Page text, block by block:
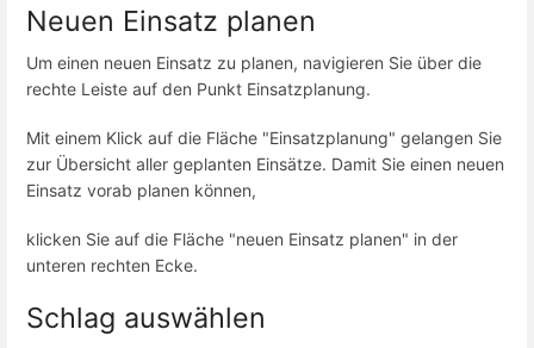
Neuen Einsatz planen
Um einen neuen Einsatz zu planen, navigieren Sie über die
rechte Leiste auf den Punkt Einsatzplanung.
Mit einem Klick auf die Fläche "Einsatzplanung" gelangen Sie
zur Übersicht aller geplanten Einsätze. Damit Sie einen neuen
Einsatz vorab planen können,
klicken Sie auf die Fläche "neuen Einsatz planen" in der
unteren rechten Ecke.
Schlag auswählen